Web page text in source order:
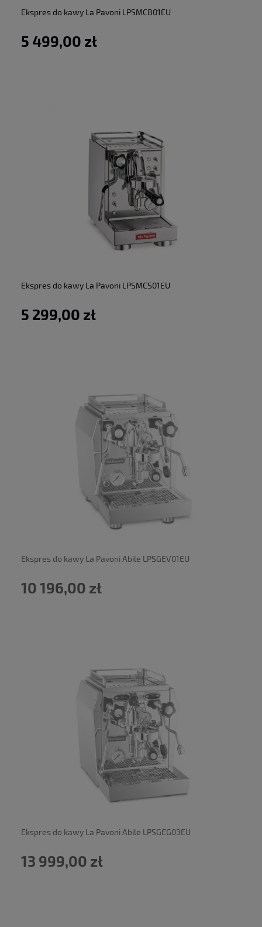
Ekspres do kawy La Pavoni LPSMCB01EU
5 499,00 zł
Ekspres do kawy La Pavoni LPSMCS01EU
5 299,00 zł
do koszyka
Ekspres do kawy La Pavoni Abile LPSGEV01EU
10 196,00 zł
powiadom o dostępności
Ekspres do kawy La Pavoni Abile LPSGEG03EU
13 999,00 zł
powiadom o dostępności